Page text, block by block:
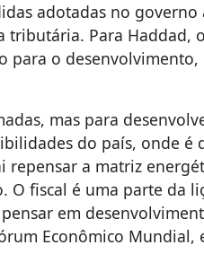
adotadas no
Para Haddad,
para o
mas para
do país, onde é
repensar a matriz
fiscal é uma parte da
em
Econômico Mundial,